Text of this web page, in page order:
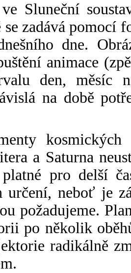
Sluneční
zadává pomocí
dne.
animace
den, měsíc
na době
a Saturna
pro delší
určení, neboť je
požadujeme.
po několik
radikálně